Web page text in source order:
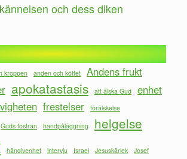
och dess diken
kroppen anden och köttet
Andens frukt
apokatastasis att älska Gud
enhet
frestelser förälskelse
Guds fostran handpåläggning helgelse
hängivenhet intervju Israel Jesuskärlek
Josef